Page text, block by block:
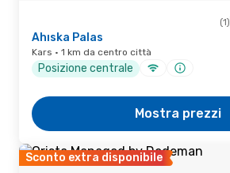
(1)
Ahıska Palas
Kars · 1 km da centro città
Posizione centrale
Mostra prezzi
Sconto extra disponibile